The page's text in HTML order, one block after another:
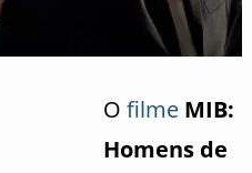
O filme MIB:
Homens de